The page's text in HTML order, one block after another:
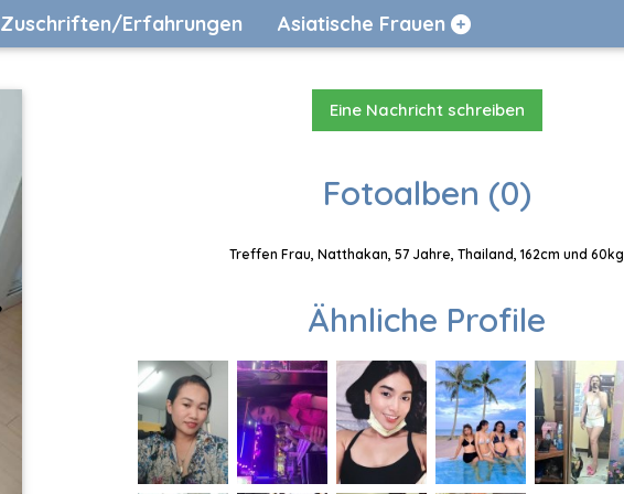
Zuschriften/Erfahrungen Asiatische Frauen
Eine Nachricht schreiben
Fotoalben (0)
Treffen Frau, Natthakan, 57 Jahre, Thailand, 162cm und 60kg
Ähnliche Profile